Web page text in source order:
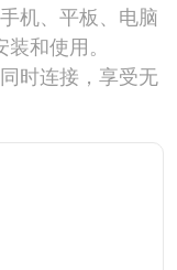
机、平板、电脑
和使用。
时连接，享受无